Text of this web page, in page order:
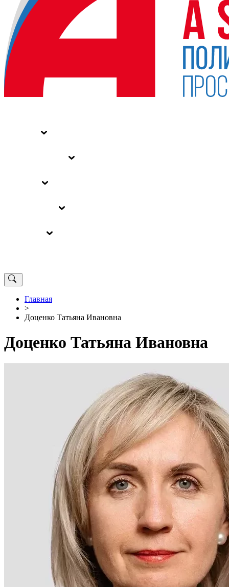
Главная
>
Доценко Татьяна Ивановна
Доценко Татьяна Ивановна